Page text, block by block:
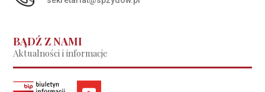
BĄDŹ Z NAMI
Aktualności i informacje